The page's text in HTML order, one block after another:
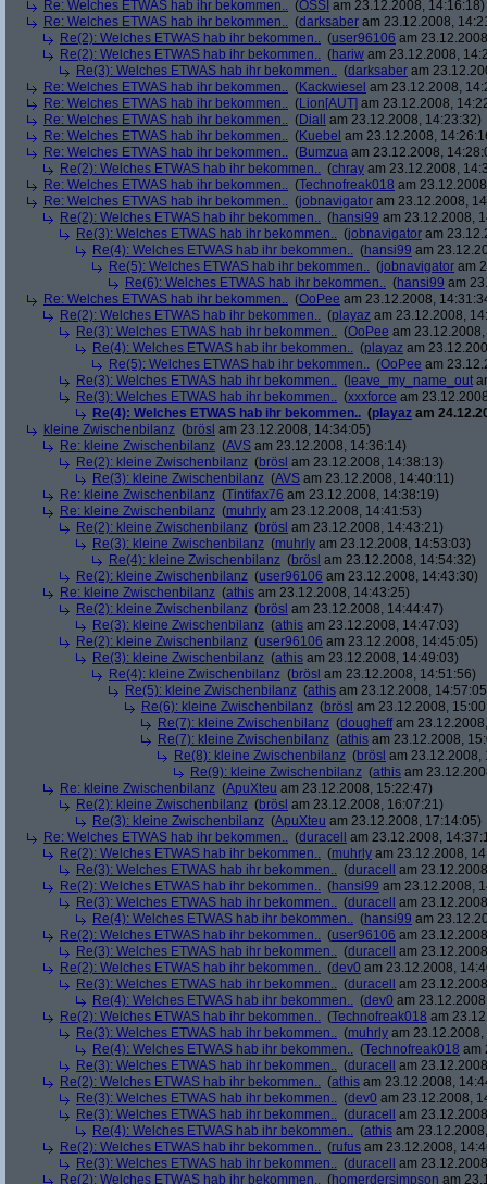
Re: Welches ETWAS hab ihr bekommen.. (OSSI am 23.12.2008, 14:16:18)
Re: Welches ETWAS hab ihr bekommen.. (darksaber am 23.12.2008,
Re(2): Welches ETWAS hab ihr bekommen.. (user96106 am
Re(2): Welches ETWAS hab ihr bekommen.. (hariw am 23.12.2008,
Re(3): Welches ETWAS hab ihr bekommen.. (darksaber am
Re: Welches ETWAS hab ihr bekommen.. (Kackwiesel am 23.12.2008,
Re: Welches ETWAS hab ihr bekommen.. (Lion[AUT] am 23.12.2008,
Re: Welches ETWAS hab ihr bekommen.. (Diall
am 23.12.2008, 14:23:32)
Re: Welches ETWAS hab ihr bekommen.. (Kuebel am 23.12.2008,
Re: Welches ETWAS hab ihr bekommen.. (Bumzua am 23.12.2008,
Re(2): Welches ETWAS hab ihr bekommen.. (chray am 23.12.2008,
Re: Welches ETWAS hab ihr bekommen.. (Technofreak018 am
Re: Welches ETWAS hab ihr bekommen.. (jobnavigator am 23.12.2008,
Re(2): Welches ETWAS hab ihr bekommen.. (hansi99 am 23.12.2008,
Re(3): Welches ETWAS hab ihr bekommen.. (jobnavigator am
Re(4): Welches ETWAS hab ihr bekommen.. (hansi99 am
Re(5): Welches ETWAS hab ihr bekommen.. (jobnavigator am
Re(6): Welches ETWAS hab ihr bekommen.. (hansi99 am
Re: Welches ETWAS hab ihr bekommen.. (OoPee am 23.12.2008,
Re(2): Welches ETWAS hab ihr bekommen.. (playaz am 23.12.2008,
Re(3): Welches ETWAS hab ihr bekommen.. (OoPee am
Re(4): Welches ETWAS hab ihr bekommen.. (playaz am
Re(5): Welches ETWAS hab ihr bekommen.. (OoPee am
Re(3): Welches ETWAS hab ihr bekommen.. ( leave_my_name_out
Re(3): Welches ETWAS hab ihr bekommen.. (xxxforce am
Re(4): Welches ETWAS hab ihr bekommen.. (playaz am
kleine Zwischenbilanz (brösl am 23.12.2008, 14:34:05)
Re: kleine Zwischenbilanz (AVS am 23.12.2008, 14:36:14)
Re(2): kleine Zwischenbilanz (brösl am 23.12.2008, 14:38:13)
Re(3): kleine Zwischenbilanz (AVS am 23.12.2008, 14:40:11)
Re: kleine Zwischenbilanz (Tintifax76 am 23.12.2008, 14:38:19)
Re: kleine Zwischenbilanz (muhrly am 23.12.2008, 14:41:53)
Re(2): kleine Zwischenbilanz (brösl am 23.12.2008, 14:43:21)
Re(3): kleine Zwischenbilanz (muhrly am 23.12.2008, 14:53:03)
Re(4): kleine Zwischenbilanz (brösl am 23.12.2008, 14:54:32)
Re(2): kleine Zwischenbilanz (user96106 am 23.12.2008, 14:43:30)
Re: kleine Zwischenbilanz (athis am 23.12.2008, 14:43:25)
Re(2): kleine Zwischenbilanz (brösl am 23.12.2008, 14:44:47)
Re(3): kleine Zwischenbilanz (athis am 23.12.2008, 14:47:03)
Re(2): kleine Zwischenbilanz (user96106 am 23.12.2008, 14:45:05)
Re(3): kleine Zwischenbilanz (athis am 23.12.2008, 14:49:03)
Re(4): kleine Zwischenbilanz (brösl am 23.12.2008, 14:51:56)
Re(5): kleine Zwischenbilanz (athis am 23.12.2008,
Re(6): kleine Zwischenbilanz (brösl am 23.12.2008,
Re(7): kleine Zwischenbilanz (dougheffam
Re(7): kleine Zwischenbilanz (athis am 23.12.2008,
Re(8): kleine Zwischenbilanz (brösl am 23.12.2008,
Re(9): kleine Zwischenbilanz (athis am
Re: kleine Zwischenbilanz (ApuXteu am 23.12.2008, 15:22:47)
Re(2): kleine Zwischenbilanz (brösl am 23.12.2008, 16:07:21)
Re(3): kleine Zwischenbilanz (ApuXteu am 23.12.2008, 17:14:05)
Re: Welches ETWAS hab ihr bekommen.. (duracell
am 23.12.2008,
Re(2): Welches ETWAS hab ihr bekommen.. (muhrly am 23.12.2008,
Re(3): Welches ETWAS hab ihr bekommen.. (duracell
am
Re(2): Welches ETWAS hab ihr bekommen.. (hansi99 am 23.12.2008,
Re(3): Welches ETWAS hab ihr bekommen.. (duracell
am
Re(4): Welches ETWAS hab ihr bekommen.. (hansi99 am
Re(2): Welches ETWAS hab ihr bekommen.. (user96106 am
Re(3): Welches ETWAS hab ihr bekommen.. (duracell
am
Re(2): Welches ETWAS hab ihr bekommen.. (dev0 am 23.12.2008,
Re(3): Welches ETWAS hab ihr bekommen.. (duracell
am
Re(4): Welches ETWAS hab ihr bekommen.. (dev0 am
Re(2): Welches ETWAS hab ihr bekommen.. (Technofreak018 am
Re(3): Welches ETWAS hab ihr bekommen.. (muhrly am
Re(4): Welches ETWAS hab ihr bekommen.. (Technofreak018 am
Re(3): Welches ETWAS hab ihr bekommen.. (duracell
am
Re(2): Welches ETWAS hab ihr bekommen.. (athis am 23.12.2008,
Re(3): Welches ETWAS hab ihr bekommen.. (dev0 am 23.12.2008,
Re(3): Welches ETWAS hab ihr bekommen.. (duracell
am
Re(4): Welches ETWAS hab ihr bekommen.. (athis am
Re(2): Welches ETWAS hab ihr bekommen.. (rufus am 23.12.2008,
Re(3): Welches ETWAS hab ihr bekommen.. (duracell
am
Re(2): Welches ETWAS hab ihr bekommen.. (homerdersimpson am